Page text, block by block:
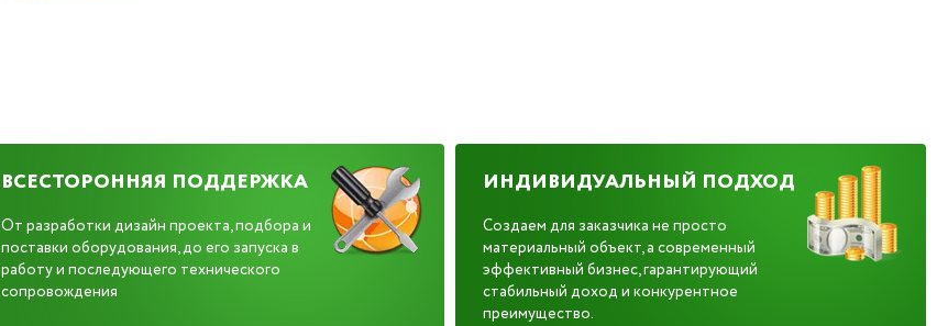
ВСЕСТОРОННЯЯ ПОДДЕРЖКА
От разработки дизайн проекта, подбора и
поставки оборудования, до его запуска в
работу и последующего технического
сопровождения
ИНДИВИДУАЛЬНЫЙ ПОДХОД
Создаем для заказчика не просто
материальный объект, а современный
эффективный бизнес, гарантирующий
стабильный доход и конкурентное
преимущество.